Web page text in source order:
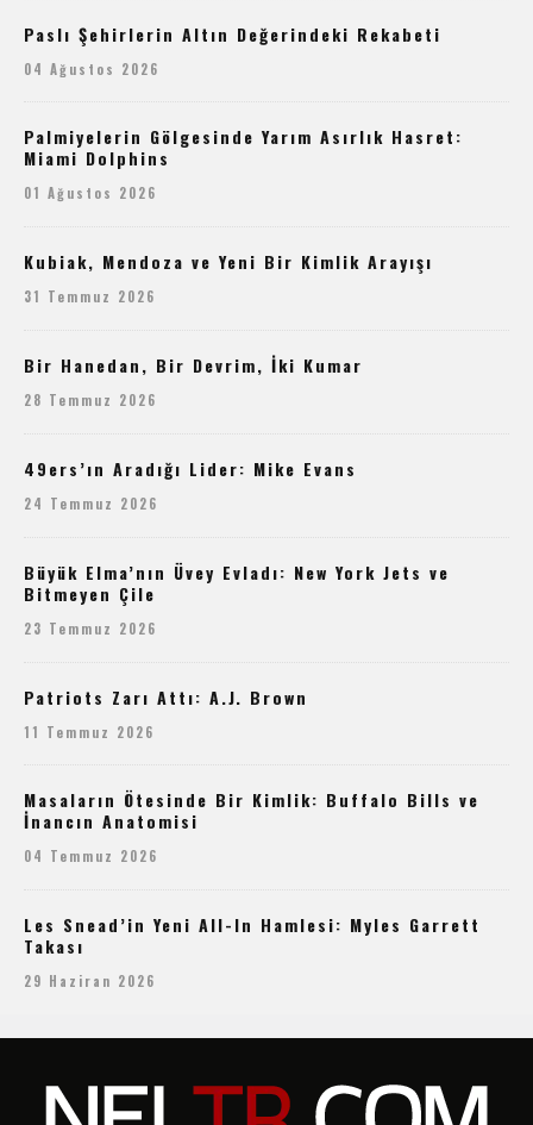
Paslı Şehirlerin Altın Değerindeki Rekabeti
04 Ağustos 2026
Palmiyelerin Gölgesinde Yarım Asırlık Hasret:
Miami Dolphins
01 Ağustos 2026
Kubiak, Mendoza ve Yeni Bir Kimlik Arayışı
31 Temmuz 2026
Bir Hanedan, Bir Devrim, İki Kumar
28 Temmuz 2026
49ers’ın Aradığı Lider: Mike Evans
24 Temmuz 2026
Büyük Elma’nın Üvey Evladı: New York Jets ve
Bitmeyen Çile
23 Temmuz 2026
Patriots Zarı Attı: A.J. Brown
11 Temmuz 2026
Masaların Ötesinde Bir Kimlik: Buffalo Bills ve
İnancın Anatomisi
04 Temmuz 2026
Les Snead’in Yeni All-In Hamlesi: Myles Garrett
Takası
29 Haziran 2026